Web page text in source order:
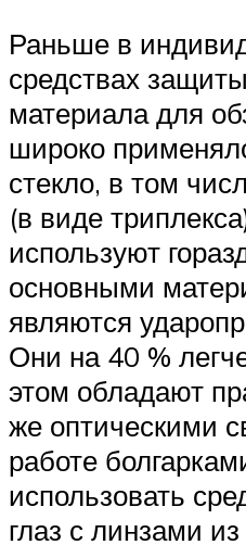
Раньше в
средствах
материала для
широко
стекло, в том
(в виде
используют
основными
являются
Они на 40 %
этом обладают
же оптическими
работе
использовать
глаз с линзами